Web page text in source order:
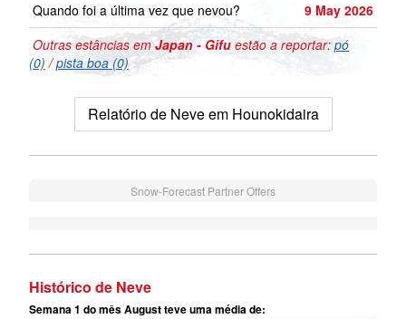
Quando foi a última vez que nevou?
9 May 2026
Outras estâncias emJapan - Gifu estão a reportar: pó
(0) /pista boa (0)
Relatório de Neve em Hounokidaira
Snow-Forecast Partner Offers
Histórico de Neve
Semana 1 do mês August teve uma média de: